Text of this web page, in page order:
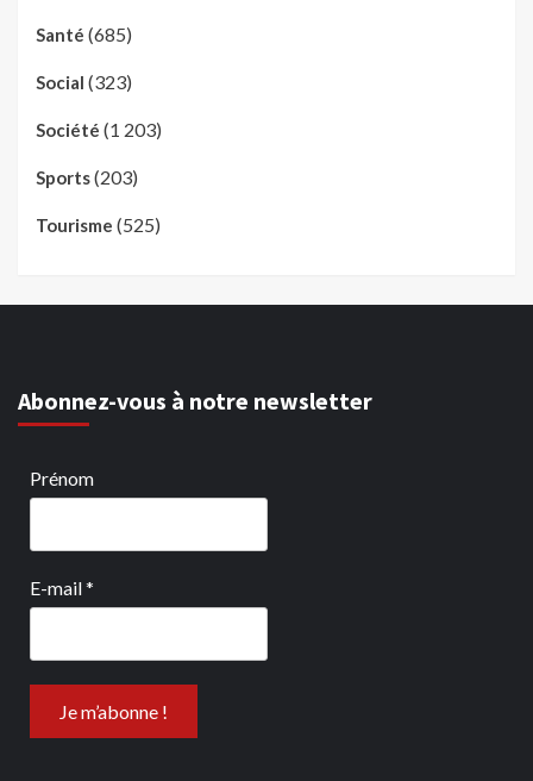
Santé (685)
Social (323)
Société (1 203)
Sports(203)
Tourisme (525)
Abonnez-vous à notre newsletter
Prénom
E-mail*